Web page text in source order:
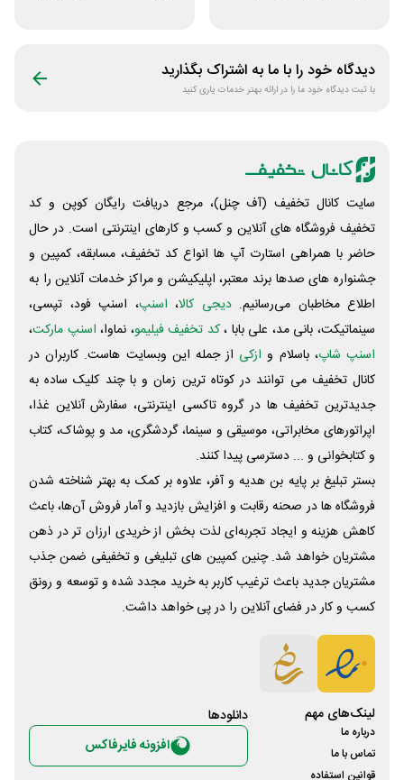
دیدگاه خود را با ما به اشتراک بگذارید
با ثبت دیدگاه خود ما را در ارائه بهتر خدمات یاری کنید
سایت کانال تخفیف (آف چنل)، مرجع دریافت رایگان کوپن و کد
تخفیف فروشگاه های آنلاین و کسب و‌ کارهای اینترنتی است. در حال
حاضر با همراهی استارت آپ ها انواع کد تخفیف، مسابقه، کمپین و
جشنواره های صدها برند معتبر، اپلیکیشن و مراکز خدمات آنلاین را به
اطلاع مخاطبان می‌رسانیم. دیجی کالا، اسنپ، اسنپ فود، تپسی،
سینماتیکت، بانی مد، علی‌ بابا ،کد تخفیف فیلیمو، نماوا، اسنپ مارکت،
اسنپ شاپ، باسلام و ازکی از جمله این وبسایت ‌هاست. کاربران در
کانال تخفیف می توانند در کوتاه ترین زمان و با چند کلیک ساده به
جدیدترین تخفیف ها در گروه تاکسی اینترنتی، سفارش آنلاین غذا،
اپراتورهای مخابراتی، موسیقی و سینما، گردشگری، مد و پوشاک، کتاب
و کتابخوانی و ... دسترسی پیدا کنند.
بستر تبلیغ بر پایه بن هدیه و آفر، علاوه بر کمک به بهتر شناخته شدن
فروشگاه ها در صحنه رقابت و افزایش بازدید و آمار فروش آن‌ها، باعث
کاهش هزینه و ایجاد تجربه‌ای لذت بخش از خریدی ارزان تر در ذهن
مشتریان خواهد شد. چنین کمپین های تبلیغی و تخفیفی ضمن جذب
مشتریان جدید باعث ترغیب کاربر به خرید مجدد شده و توسعه و رونق
کسب و کار در فضای آنلاین را در پی خواهد داشت.
لینک‌های مهم
درباره ما
تماس با ما
قوانین استفاده
دانلود‌ها
افزونه فایرفاکس